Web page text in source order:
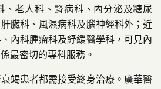
、老人科、腎病科、內分泌及糖尿
臟科、風濕病科及腦神經科外；近
內科腫瘤科及紓緩醫學科，可見內
最密切的專科服務。
竭患者都需接受終身治療。廣華醫